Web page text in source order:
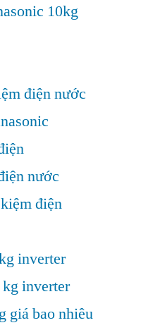
10kg
điện nước
nước
điện
inverter
inverter
giá bao nhiêu